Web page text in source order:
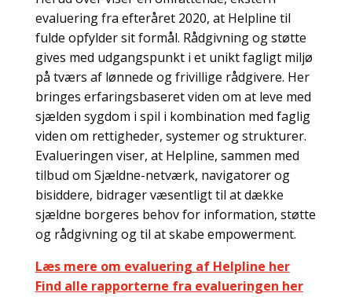
evaluering fra efteråret 2020, at Helpline til
fulde opfylder sit formål. Rådgivning og støtte
gives med udgangspunkt i et unikt fagligt miljø
på tværs af lønnede og frivillige rådgivere. Her
bringes erfaringsbaseret viden om at leve med
sjælden sygdom i spil i kombination med faglig
viden om rettigheder, systemer og strukturer.
Evalueringen viser, at Helpline, sammen med
tilbud om Sjældne-netværk, navigatorer og
bisiddere, bidrager væsentligt til at dække
sjældne borgeres behov for information, støtte
og rådgivning og til at skabe empowerment.
Læs mere om evaluering af Helpline her
Find alle rapporterne fra evalueringen her